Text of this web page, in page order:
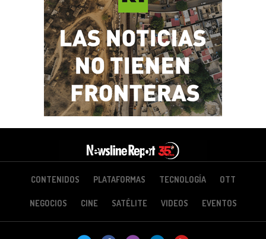
CONTENIDOS PLATAFORMAS TECNOLOGÍA OTT
NEGOCIOS CINE SATÉLITE VIDEOS EVENTOS